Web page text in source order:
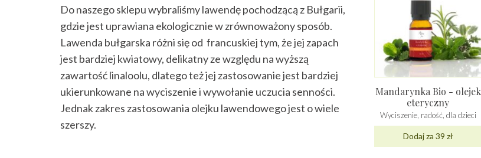
Mandarynka Bio - olejek
eteryczny
Wyciszenie, radość, dla dzieci
Dodaj za 39 zł
Do naszego sklepu wybraliśmy lawendę pochodzącą z Bułgarii,
gdzie jest uprawiana ekologicznie w zrównoważony sposób.
Lawenda bułgarska różni się od francuskiej tym, że jej zapach
jest bardziej kwiatowy, delikatny ze względu na wyższą
zawartość linaloolu, dlatego też jej zastosowanie jest bardziej
ukierunkowane na wyciszenie i wywołanie uczucia senności.
Jednak zakres zastosowania olejku lawendowego jest o wiele
szerszy.